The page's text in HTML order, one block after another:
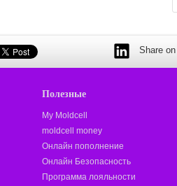
Share
Полезные
My Moldcell
moldcell money
Онлайн пополнение
Онлайн Безопасность
Программа лояльности